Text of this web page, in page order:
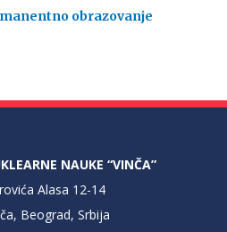
obrazovanje
NAUKE “VINČA”
Alasa 12-14
Beograd, Srbija